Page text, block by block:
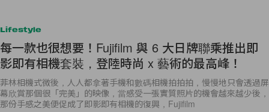
Lifestyle
每一款也很想要！Fujifilm 與 6 大日牌聯乘推出即
影即有相機套裝，登陸時尚 x 藝術的最高峰！
菲林相機式微後，人人都拿著手機和數碼相機拍拍拍，慢慢地只會透過屏
幕欣賞那個很「完美」的映像，當感受一張實質照片的機會越來越少後，
那份手感之美便促成了即影即有相機的復興，Fujifilm